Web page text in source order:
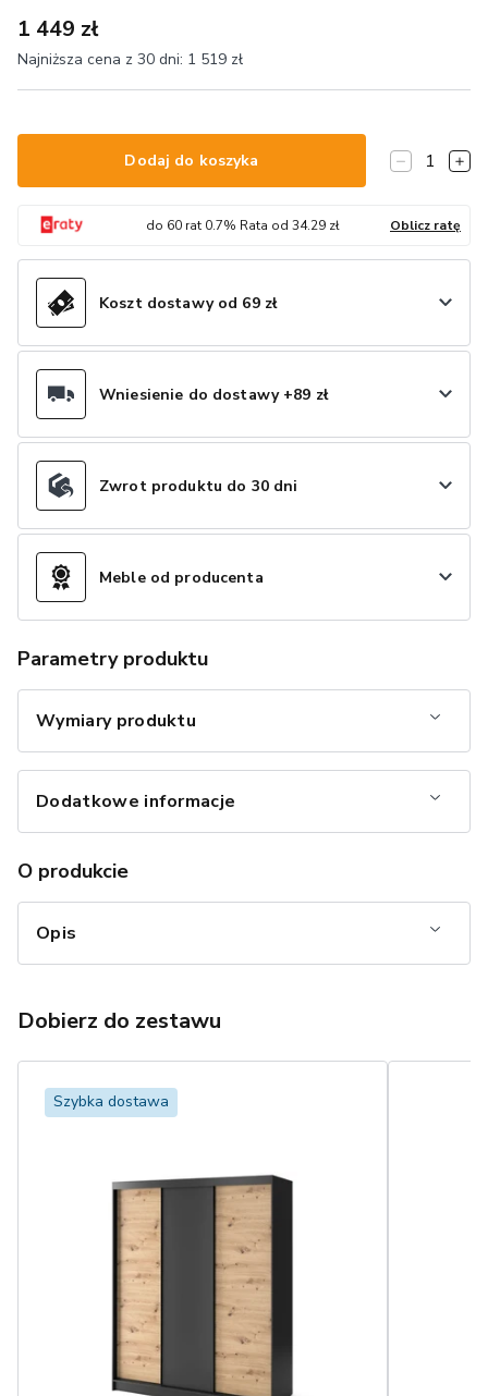
1 449 zł
Najniższa cena z 30 dni: 1 519 zł
Dodaj do koszyka 1
do 60 rat 0.7% Rata od 34.29 zł Oblicz ratę
Koszt dostawy od 69 zł
Wniesienie do dostawy +89 zł
Zwrot produktu do 30 dni
Meble od producenta
Parametry produktu
Wymiary produktu
Dodatkowe informacje
O produkcie
Opis
Dobierz do zestawu
Szybka dostawa